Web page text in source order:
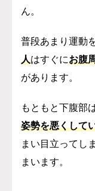
ん。
普段あまり運動
人はすぐにお腹
があります。
もともと下腹部
姿勢を悪くして
まい目立ってし
まいます。